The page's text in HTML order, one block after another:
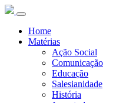
Home
Matérias
Ação Social
Comunicação
Educação
Salesianidade
História